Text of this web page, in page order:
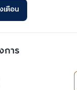
เตือน
การ